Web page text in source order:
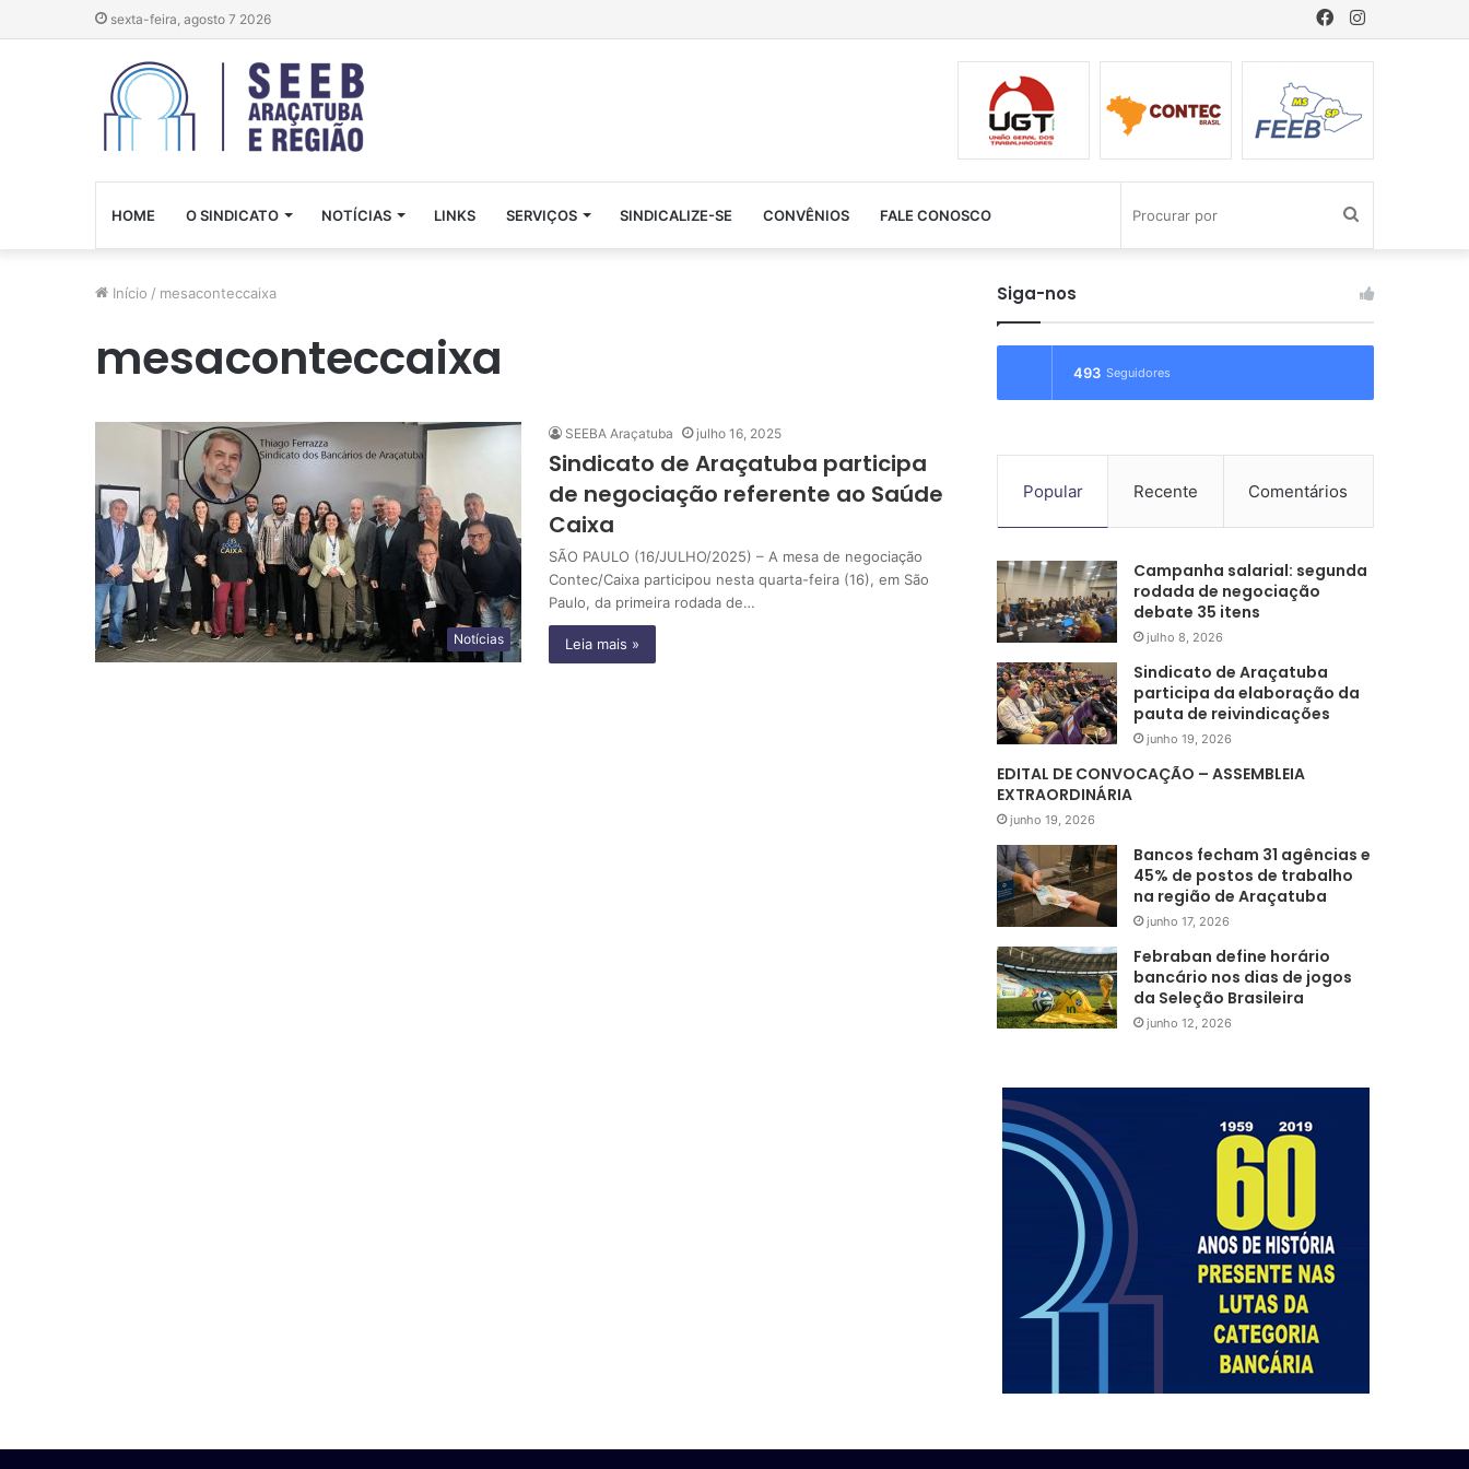
sexta-feira, agosto 7 2026 Facebook
HOME O SINDICATO NOTÍCIAS LINKS SERVIÇOS SINDICALIZE-SE CONVÊNIOS FALE CONOSCO
Início / mesaconteccaixa
mesaconteccaixa
Notícias
SEEBA Araçatuba julho 16, 2025
Sindicato de Araçatuba participa
de negociação referente ao Saúde
Caixa
SÃO PAULO (16/JULHO/2025) – A mesa de negociação
Contec/Caixa participou nesta quarta-feira (16), em São
Paulo, da primeira rodada de…
Leia mais »
Siga-nos
493 Seguidores
Popular Recente Comentários
Campanha salarial: segunda
rodada de negociação
debate 35 itens
julho 8, 2026
Sindicato de Araçatuba
participa da elaboração da
pauta de reivindicações
junho 19, 2026
EDITAL DE CONVOCAÇÃO – ASSEMBLEIA
EXTRAORDINÁRIA
junho 19, 2026
Bancos fecham 31 agências e
45% de postos de trabalho
na região de Araçatuba
junho 17, 2026
Febraban define horário
bancário nos dias de jogos
da Seleção Brasileira
junho 12, 2026